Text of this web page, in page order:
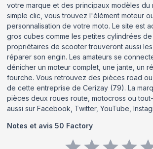
votre marque et des principaux modèles du
simple clic, vous trouvez l'élément moteur
personnalisation de votre moto. Le site est
gros cubes comme les petites cylindrées de
propriétaires de scooter trouveront aussi
réparer son engin. Les amateurs se
dénicher un moteur complet, une jante, un
fourche. Vous retrouvez des pièces road
de cette entreprise de Cerizay (79). La
pièces deux roues route, motocross ou
aussi sur Facebook, Twitter, YouTube,
Notes et avis 50 Factory